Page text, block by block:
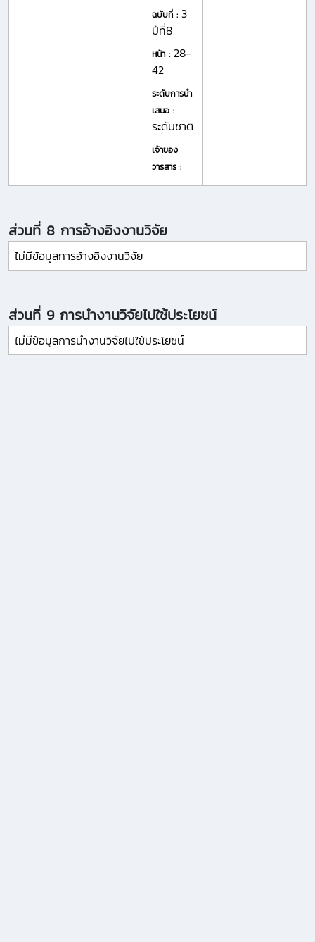
ฉบับที่ : 3
ปีที่8
หน้า : 28-
42
ระดับการนำ
เสนอ :
ระดับชาติ
เจ้าของ
วารสาร :
ส่วนที่ 8 การอ้างอิงงานวิจัย
ไม่มีข้อมูลการอ้างอิงงานวิจัย
ส่วนที่ 9 การนำงานวิจัยไปใช้ประโยชน์
ไม่มีข้อมูลการนำงานวิจัยไปใช้ประโยชน์